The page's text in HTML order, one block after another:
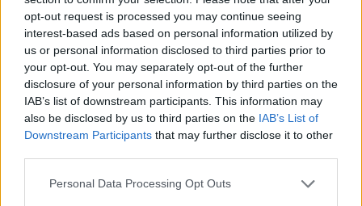
opt-out request is processed you may continue seeing
interest-based ads based on personal information utilized by
us or personal information disclosed to third parties prior to
your opt-out. You may separately opt-out of the further
disclosure of your personal information by third parties on the
IAB’s list of downstream participants. This information may
also be disclosed by us to third parties on the IAB’s List of
Downstream Participants that may further disclose it to other
Personal Data Processing Opt Outs
ξέρετε
ΠΡΙΝ 10 ΏΡΕΣ
Η προθεσμία υποβολής αιτήσεων λήγει
στις 21 Αυγούστου 2026, με επιδότηση
έως 600 ευρώ ανάλογα με την κατηγορία
δικαιούχου και την περίοδο διαμονής.
4χρονος στην Πάρο:
Ανθρωποκτονία από αμέλεια
στο beach bar ‑ Τι έδειξε η
έρευνα
ΠΡΙΝ 10 ΏΡΕΣ